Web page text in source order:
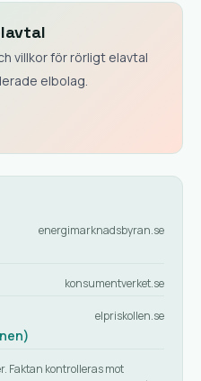
villkor för rörligt elavtal
elbolag.
energimarknadsbyran.se
konsumentverket.se
elpriskollen.se
Faktan kontrolleras mot